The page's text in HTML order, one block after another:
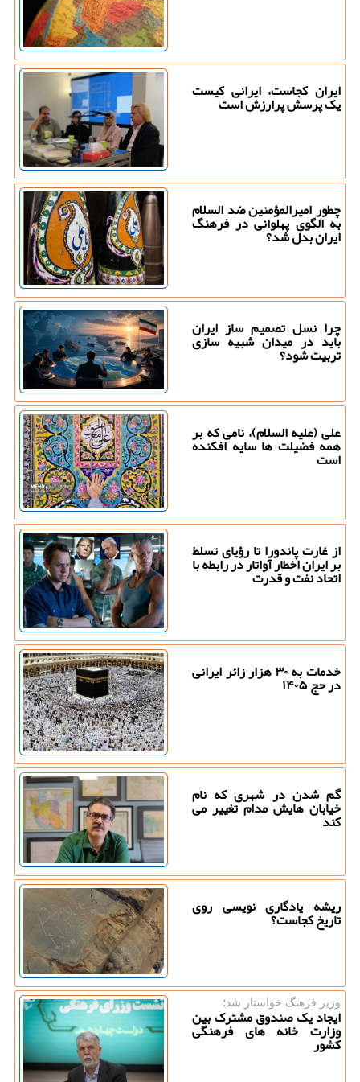
ایران کجاست، ایرانی کیست
یک پرسش پرارزش است
چطور امیرالمؤمنین ضد السلام
به الگوی پهلوانی در فرهنگ
ایران بدل شد؟
چرا نسل تصمیم ساز ایران
باید در میدان شبیه سازی
تربیت شود؟
علی (علیه السلام)، نامی که بر
همه فضیلت ها سایه افکنده
است
از غارت پاندورا تا رؤیای تسلط
بر ایران اخطار آواتار در رابطه با
اتحاد نفت و قدرت
خدمات به ۳۰ هزار زائر ایرانی
در حج ۱۴۰۵
گم شدن در شهری که نام
خیابان هایش مدام تغییر می
کند
ریشه یادگاری نویسی روی
تاریخ کجاست؟
وزیر فرهنگ خواستار شد؛
ایجاد یک صندوق مشترک بین
وزارت خانه های فرهنگی
کشور